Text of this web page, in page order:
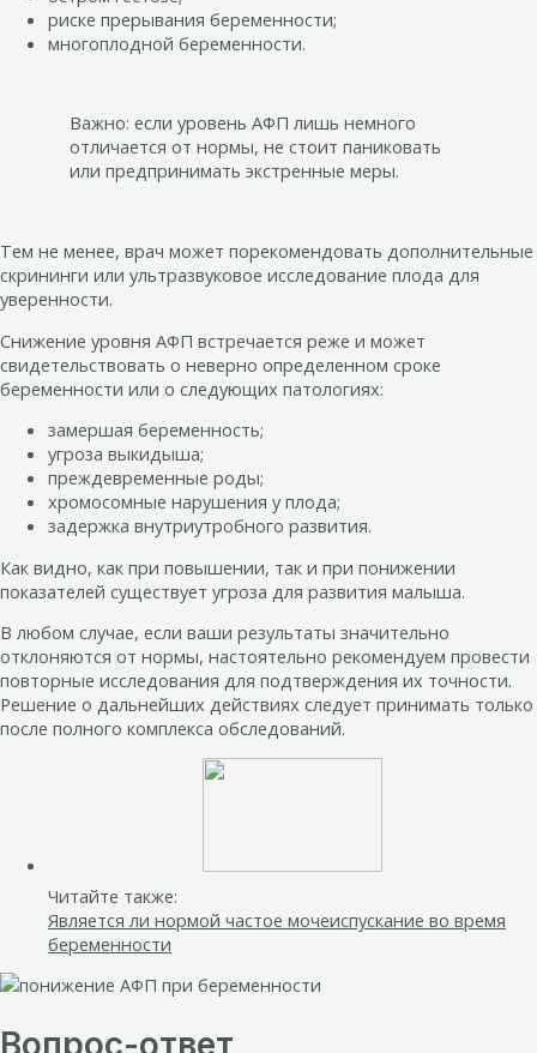
риске прерывания беременности;
многоплодной беременности.
Важно: если уровень АФП лишь немного
отличается от нормы, не стоит паниковать
или предпринимать экстренные меры.
Тем не менее, врач может порекомендовать дополнительные
скрининги или ультразвуковое исследование плода для
уверенности.
Снижение уровня АФП встречается реже и может
свидетельствовать о неверно определенном сроке
беременности или о следующих патологиях:
замершая беременность;
угроза выкидыша;
преждевременные роды;
хромосомные нарушения у плода;
задержка внутриутробного развития.
Как видно, как при повышении, так и при понижении
показателей существует угроза для развития малыша.
В любом случае, если ваши результаты значительно
отклоняются от нормы, настоятельно рекомендуем провести
повторные исследования для подтверждения их точности.
Решение о дальнейших действиях следует принимать только
после полного комплекса обследований.
Читайте также:
Является ли нормой частое мочеиспускание во время
беременности
Вопрос-ответ